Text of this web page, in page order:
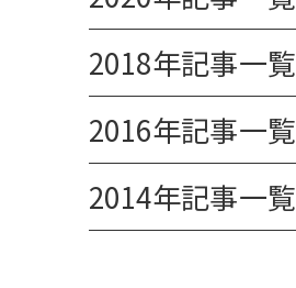
2018年記事一覧
2016年記事一覧
2014年記事一覧